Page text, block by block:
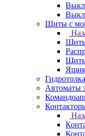
Щиты с
Автоматы